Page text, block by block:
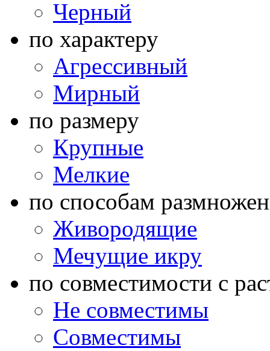
Черный
по характеру
Агрессивный
Мирный
по размеру
Крупные
Мелкие
по способам
Живородящие
Мечущие икру
по совместимости с
Не совместимы
Совместимы